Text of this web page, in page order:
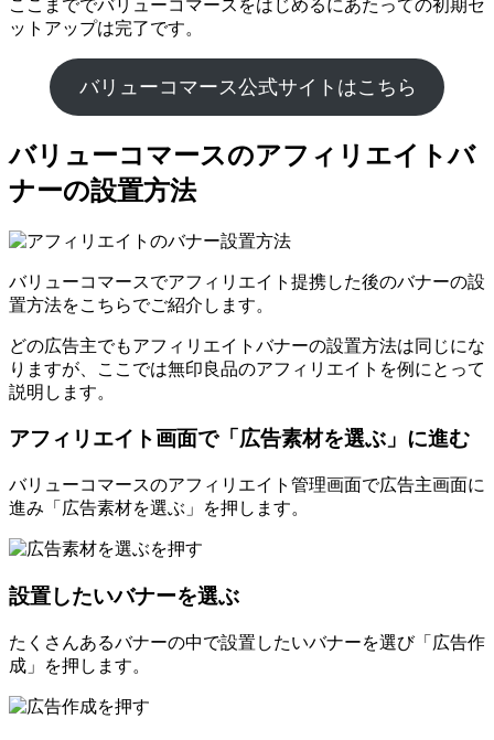
ここまででバリューコマースをはじめるにあたっての初期セ
ットアップは完了です。
バリューコマース公式サイトはこちら
バリューコマースのアフィリエイトバ
ナーの設置方法
バリューコマースでアフィリエイト提携した後のバナーの設
置方法をこちらでご紹介します。
どの広告主でもアフィリエイトバナーの設置方法は同じにな
りますが、ここでは無印良品のアフィリエイトを例にとって
説明します。
アフィリエイト画面で「広告素材を選ぶ」に進む
バリューコマースのアフィリエイト管理画面で広告主画面に
進み「広告素材を選ぶ」を押します。
設置したいバナーを選ぶ
たくさんあるバナーの中で設置したいバナーを選び「広告作
成」を押します。